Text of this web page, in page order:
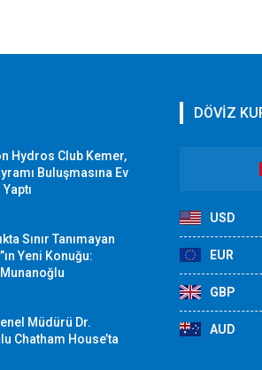
Hydros Club Kemer,
Buluşmasına Ev
Sınır Tanımayan
Yeni Konuğu:
Müdürü Dr.
Chatham House’ta
DÖVİZ
USD
EUR
GBP
AUD